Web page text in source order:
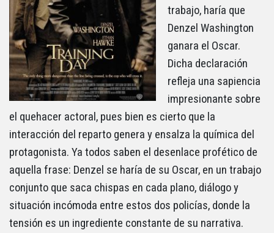
trabajo, haría que
Denzel Washington
ganara el Oscar.
Dicha declaración
refleja una sapiencia
impresionante sobre
el quehacer actoral, pues bien es cierto que la
interacción del reparto genera y ensalza la química del
protagonista. Ya todos saben el desenlace profético de
aquella frase: Denzel se haría de su Oscar, en un trabajo
conjunto que saca chispas en cada plano, diálogo y
situación incómoda entre estos dos policías, donde la
tensión es un ingrediente constante de su narrativa.